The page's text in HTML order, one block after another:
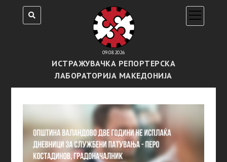
09.08.2026
ИСТРАЖУВАЧКА РЕПОРТЕРСКА
ЛАБОРАТОРИЈА МАКЕДОНИЈА
open
menu